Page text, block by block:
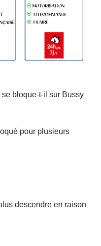
bloque-t-il sur Bussy
pour plusieurs
descendre en raison